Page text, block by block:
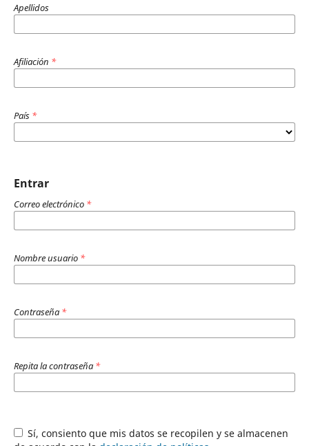
Apellidos
Afiliación *
País *
Entrar
Correo electrónico *
Nombre usuario *
Contraseña *
Repita la contraseña *
Sí, consiento que mis datos se recopilen y se almacenen